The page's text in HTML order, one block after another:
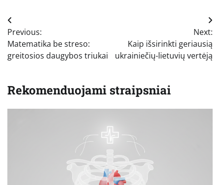
Navigacija
tarp
įrašų
Previous:
Matematika be streso:
greitosios daugybos triukai
Next:
Kaip išsirinkti geriausią
ukrainiečių-lietuvių vertėją
Rekomenduojami straipsniai